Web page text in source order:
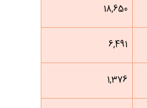
18,650
6,491
1,376